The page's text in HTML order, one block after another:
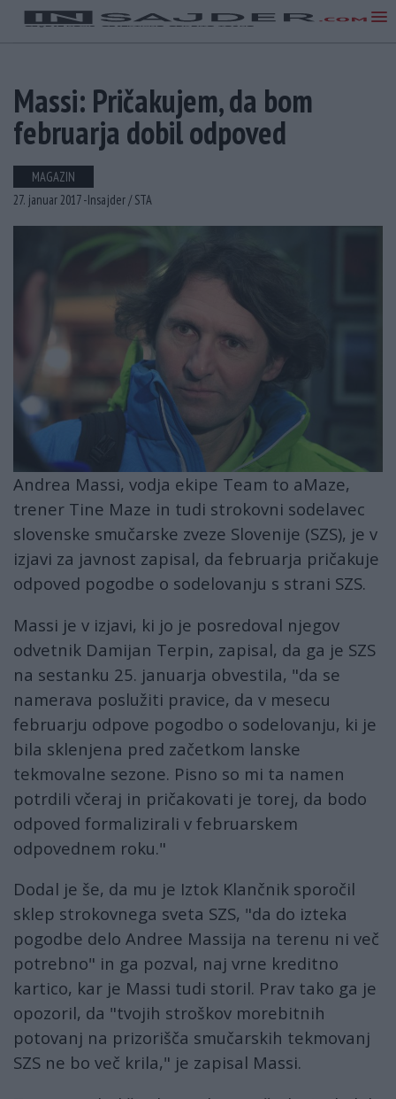
Massi: Pričakujem, da bom
februarja dobil odpoved
MAGAZIN
27. januar 2017 -Insajder /STA
Andrea Massi, vodja ekipe Team to aMaze,
trener Tine Maze in tudi strokovni sodelavec
slovenske smučarske zveze Slovenije (SZS), je v
izjavi za javnost zapisal, da februarja pričakuje
odpoved pogodbe o sodelovanju s strani SZS.
Massi je v izjavi, ki jo je posredoval njegov
odvetnik Damijan Terpin, zapisal, da ga je SZS
na sestanku 25. januarja obvestila, "da se
namerava poslužiti pravice, da v mesecu
februarju odpove pogodbo o sodelovanju, ki je
bila sklenjena pred začetkom lanske
tekmovalne sezone. Pisno so mi ta namen
potrdili včeraj in pričakovati je torej, da bodo
odpoved formalizirali v februarskem
odpovednem roku."
Dodal je še, da mu je Iztok Klančnik sporočil
sklep strokovnega sveta SZS, "da do izteka
pogodbe delo Andree Massija na terenu ni več
potrebno" in ga pozval, naj vrne kreditno
kartico, kar je Massi tudi storil. Prav tako ga je
opozoril, da "tvojih stroškov morebitnih
potovanj na prizorišča smučarskih tekmovanj
SZS ne bo več krila," je zapisal Massi.